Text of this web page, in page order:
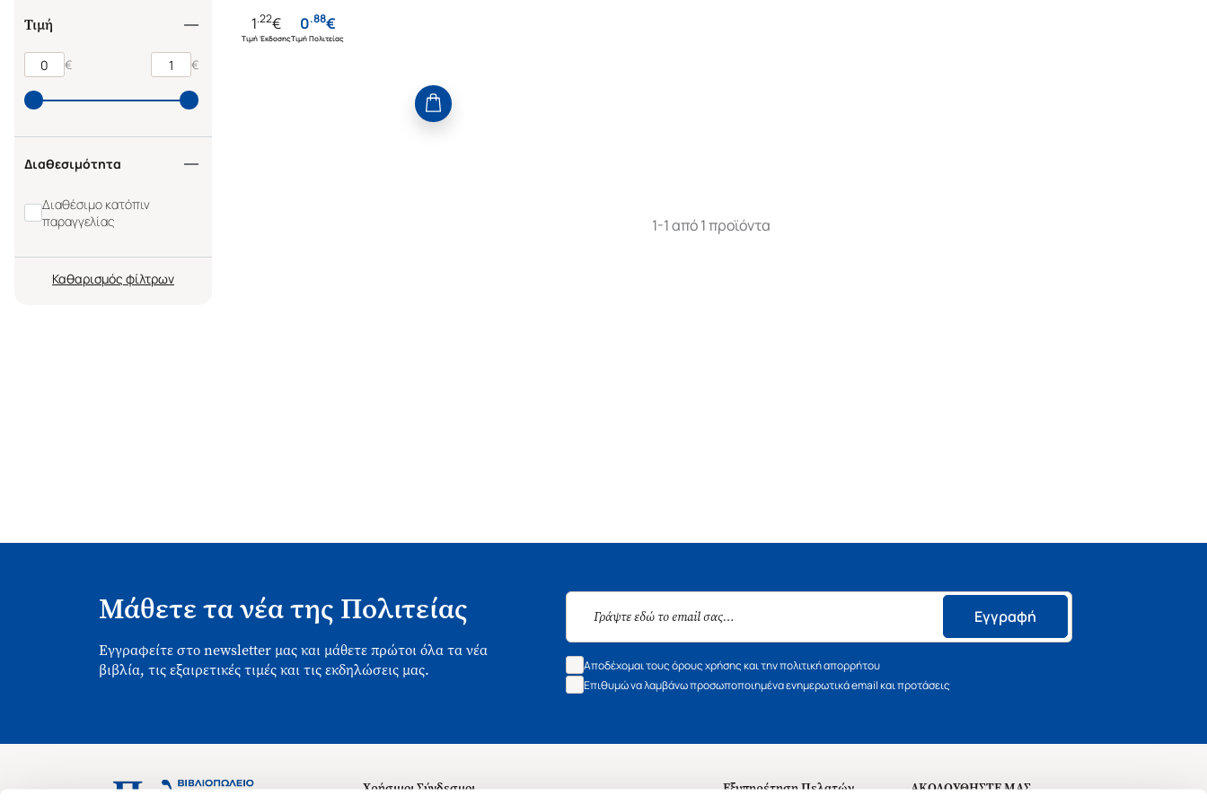
Τιμή
€ €
Διαθεσιμότητα
Διαθέσιμο κατόπιν
παραγγελίας
Καθαρισμός
1.22€
Τιμή Έκδοσης
0.88€
Τιμή Πολιτείας
1-1 από 1 προϊόντα
Μάθετε τα νέα της Πολιτείας
Εγγραφείτε στο newsletter μας και μάθετε πρώτοι όλα τα νέα
βιβλία, τις εξαιρετικές τιμές και τις εκδηλώσεις μας.
Εγγραφή
Αποδέχομαι τους όρους χρήσης και την πολιτική απορρήτου
Επιθυμώ να λαμβάνω προσωποποιημένα ενημερωτικά email και προτάσεις
Χρήσιμοι Σύνδεσμοι Εξυπηρέτηση Πελατών ΑΚΟΛΟΥΘΗΣΤΕ ΜΑΣ